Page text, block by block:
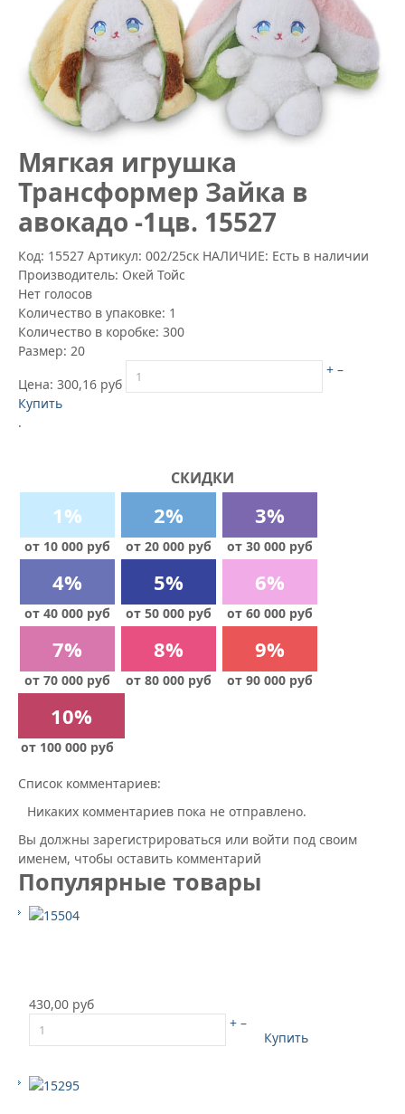
Mягкая игрушка
Трансформер Зайка в
авокадо -1цв. 15527
Код: 15527 Артикул: 002/25ск НАЛИЧИЕ: Есть в наличии
Производитель: Окей Тойс
Нет голосов
Количество в упаковке: 1
Количество в коробке: 300
Размер: 20
Цена: 300,16 руб
+ –
Купить
.
СКИДКИ
1%
от 10 000 руб
2%
от 20 000 руб
3%
от 30 000 руб
4%
от 40 000 руб
5%
от 50 000 руб
6%
от 60 000 руб
7%
от 70 000 руб
8%
от 80 000 руб
9%
от 90 000 руб
10%
от 100 000 руб
Список комментариев:
Никаких комментариев пока не отправлено.
Вы должны зарегистрироваться или войти под своим
именем, чтобы оставить комментарий
Популярные товары
430,00 руб
+ –
Купить